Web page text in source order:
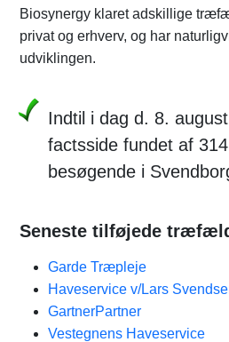
Biosynergy klaret adskillige
privat og erhverv, og har
udviklingen.
Indtil i dag d. 8.
factsside fundet af
besøgende i
Seneste tilføjede
Garde Træpleje
Haveservice v/Lars
GartnerPartner
Vestegnens Haveservice